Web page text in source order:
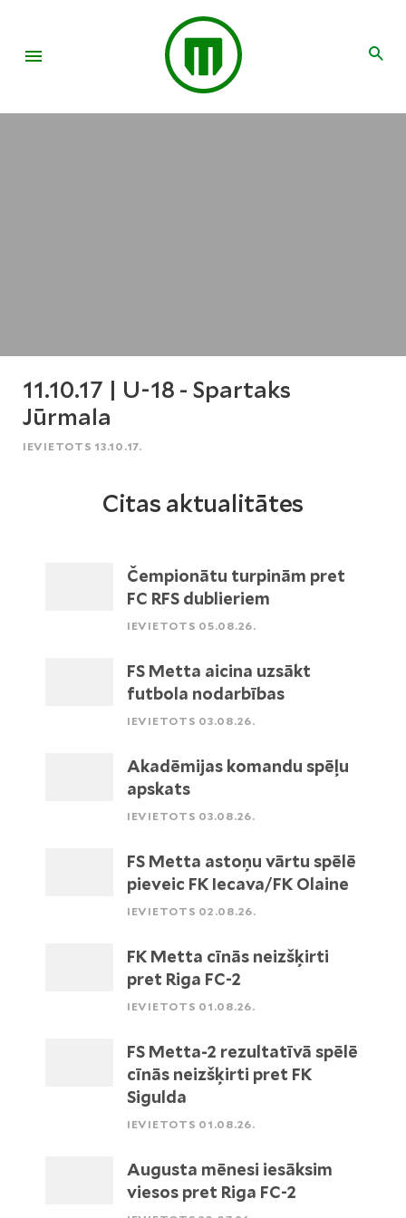
11.10.17 | U-18 - Spartaks
Jūrmala
IEVIETOTS 13.10.17.
Citas aktualitātes
Čempionātu turpinām pret
FC RFS dublieriem
IEVIETOTS 05.08.26.
FS Metta aicina uzsākt
futbola nodarbības
IEVIETOTS 03.08.26.
Akadēmijas komandu spēļu
apskats
IEVIETOTS 03.08.26.
FS Metta astoņu vārtu spēlē
pieveic FK Iecava/FK Olaine
IEVIETOTS 02.08.26.
FK Metta cīnās neizšķirti
pret Riga FC-2
IEVIETOTS 01.08.26.
FS Metta-2 rezultatīvā spēlē
cīnās neizšķirti pret FK
Sigulda
IEVIETOTS 01.08.26.
Augusta mēnesi iesāksim
viesos pret Riga FC-2